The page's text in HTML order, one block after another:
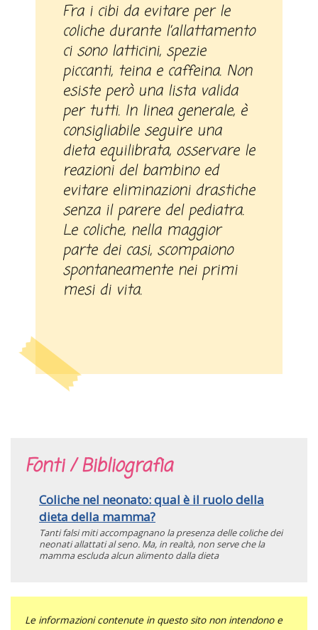
Fra i cibi da evitare per le
coliche durante l’allattamento
ci sono latticini, spezie
piccanti, teina e caffeina. Non
esiste però una lista valida
per tutti. In linea generale, è
consigliabile seguire una
dieta equilibrata, osservare le
reazioni del bambino ed
evitare eliminazioni drastiche
senza il parere del pediatra.
Le coliche, nella maggior
parte dei casi, scompaiono
spontaneamente nei primi
mesi di vita.
Fonti / Bibliografia
Coliche nel neonato: qual è il ruolo della
dieta della mamma?
Tanti falsi miti accompagnano la presenza delle coliche dei
neonati allattati al seno. Ma, in realtà, non serve che la
mamma escluda alcun alimento dalla dieta
Le informazioni contenute in questo sito non intendono e